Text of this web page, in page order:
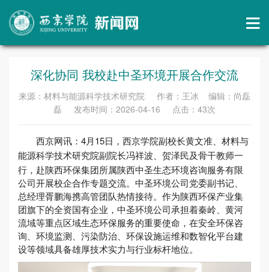
深化协同 我校赴中圣环境开展合作交流
来源：材料与能源科学技术研究院 作者：王冰 编辑：尚磊
磊 发布时间：2026-04-16 点击： 43次
西京网讯：4月15日，西京学院副校长黄文准、
材料与
能源科学技术研究院副院长冯祥波、贺泽民及骨干教师一
行，赴陕西环保集团所属陕西中圣生态环境咨询服务有限
公司开展校企合作专题交流。中圣环境公司党委副书记、
总经理胥鹏海携高管团队热情接待。作为陕西环保产业集
团旗下的全资国有企业，中圣环境公司承担着秦岭、黄河
流域等重点区域生态环保服务的重要使命，在安全环保咨
询、环境监测、污染防治、环保设施运维和数智化平台建
设等领域具备雄厚技术实力与行业标杆地位。